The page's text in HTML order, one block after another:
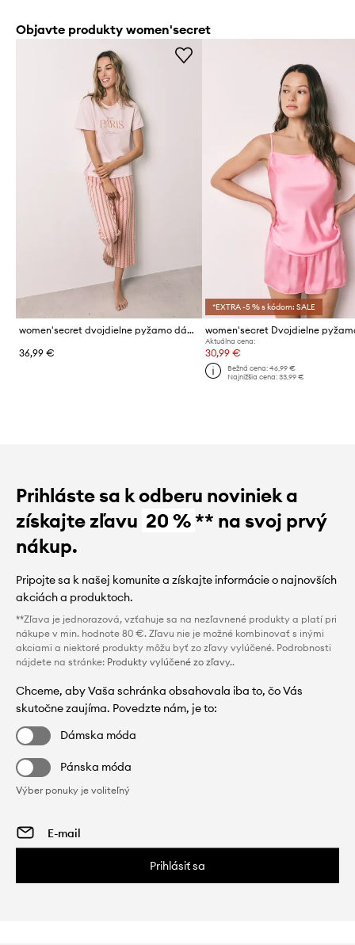
Objavte produkty women'secret
women'secret dvojdielne pyžamo dámske bavlnené
36,99 €
*EXTRA -5 % s kódom: SALE
Aktuálna cena:
30,99 €
Bežná cena: 46,99 €
Najnižšia cena: 33,99 €
Prihláste sa k odberu noviniek a
získajte zľavu 20 %** na svoj prvý
nákup.
Pripojte sa k našej komunite a získajte informácie o najnovších
akciách a produktoch.
**Zľava je jednorazová, vzťahuje sa na nezľavnené produkty a platí pri
nákupe v min. hodnote 80 €. Zľavu nie je možné kombinovať s inými
akciami a niektoré produkty môžu byť zo zľavy vylúčené. Podrobnosti
nájdete na stránke: Produkty vylúčené zo zľavy..
Chceme, aby Vaša schránka obsahovala iba to, čo Vás
skutočne zaujíma. Povedzte nám, je to:
Dámska móda
Pánska móda
Výber ponuky je voliteľný
Prihlásiť sa